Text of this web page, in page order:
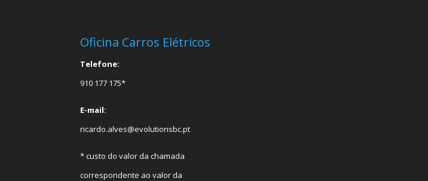
Oficina Carros Elétricos
Telefone:
910 177 175*
E-mail:
ricardo.alves@evolutionsbc.pt
* custo do valor da chamada
correspondente ao valor da